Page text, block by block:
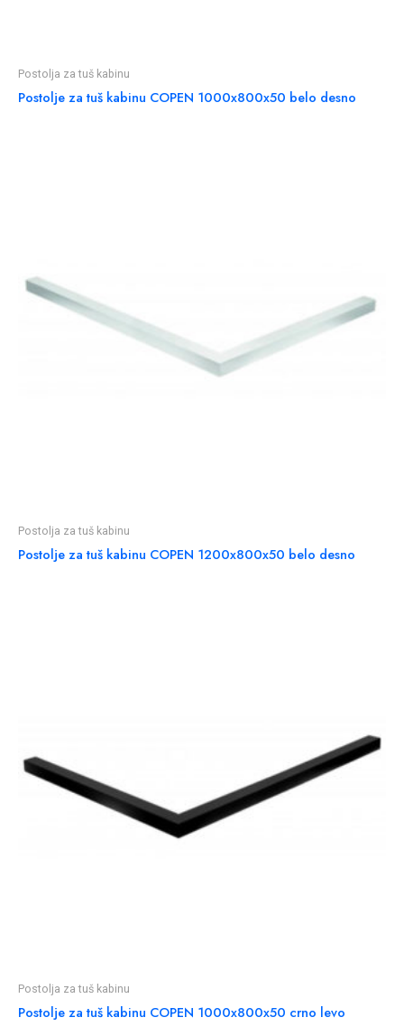
Postolja za tuš kabinu
Postolje za tuš kabinu COPEN 1000x800x50 belo desno
Postolja za tuš kabinu
Postolje za tuš kabinu COPEN 1200x800x50 belo desno
Postolja za tuš kabinu
Postolje za tuš kabinu COPEN 1000x800x50 crno levo